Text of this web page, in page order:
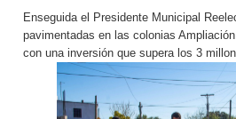
Enseguida el Presidente Municipal
pavimentadas en las colonias Ampliación
con una inversión que supera los 3